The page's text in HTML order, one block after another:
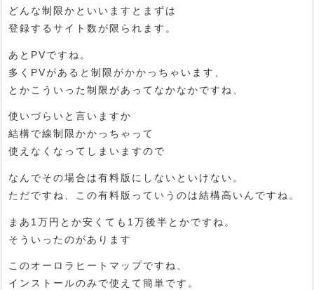
どんな制限かといいますとまずは
登録するサイト数が限られます。
あとPVですね。
多くPVがあると制限がかかっちゃいます、
とかこういった制限があってなかなかですね、
使いづらいと言いますか
結構で線制限かかっちゃって
使えなくなってしまいますので
なんでその場合は有料版にしないといけない。
ただですね、この有料版っていうのは結構高いんですね。
まあ1万円とか安くても1万後半とかですね。
そういったのがあります
このオーロラヒートマップですね、
インストールのみで使えて簡単です。